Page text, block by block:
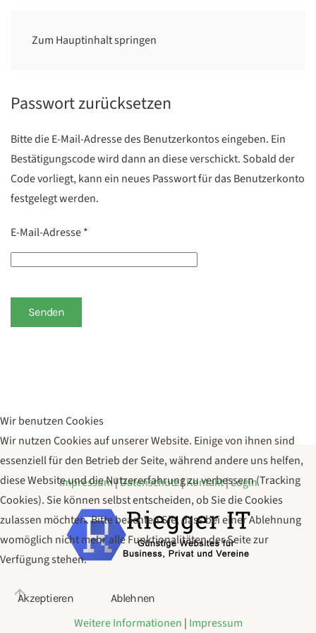
Zum Hauptinhalt springen
Passwort zurücksetzen
Bitte die E-Mail-Adresse des Benutzerkontos eingeben. Ein
Bestätigungscode wird dann an diese verschickt. Sobald der
Code vorliegt, kann ein neues Passwort für das Benutzerkonto
festgelegt werden.
E-Mail-Adresse*
Senden
Impressum|Datenschutz|Kontakt|Login
Wir benutzen Cookies
Wir nutzen Cookies auf unserer Website. Einige von ihnen sind
essenziell für den Betrieb der Seite, während andere uns helfen,
diese Website und die Nutzererfahrung zu verbessern (Tracking
Cookies). Sie können selbst entscheiden, ob Sie die Cookies
zulassen möchten. Bitte beachten Sie, dass bei einer Ablehnung
womöglich nicht mehr alle Funktionalitäten der Seite zur
Verfügung stehen.
Akzeptieren Ablehnen
Weitere Informationen | Impressum